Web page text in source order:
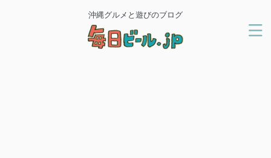
沖縄グルメと遊びのブログ